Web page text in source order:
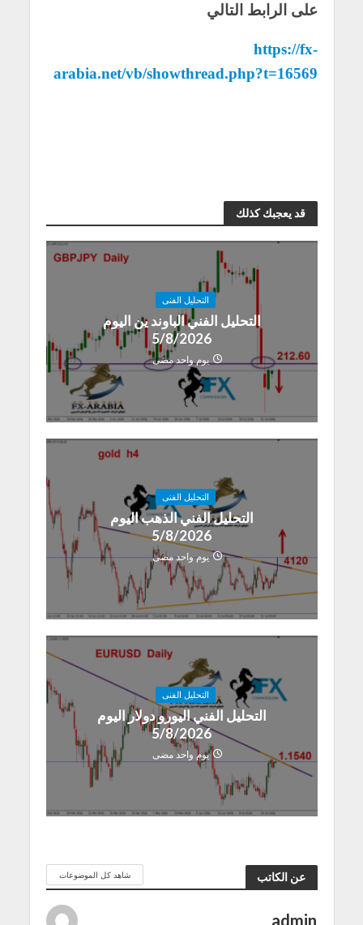
على الرابط التالي
https://fx-
arabia.net/vb/showthread.php?t=16569
قد يعجبك كذلك
التحليل الفنى
التحليل الفني الباوند ين اليوم
5/8/2026
يوم واحد مضى
التحليل الفنى
التحليل الفني الذهب اليوم
5/8/2026
يوم واحد مضى
التحليل الفنى
التحليل الفني اليورو دولار اليوم
5/8/2026
يوم واحد مضى
عن الكاتب شاهد كل الموضوعات
admin